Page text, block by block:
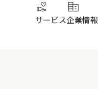
サービス企業情報